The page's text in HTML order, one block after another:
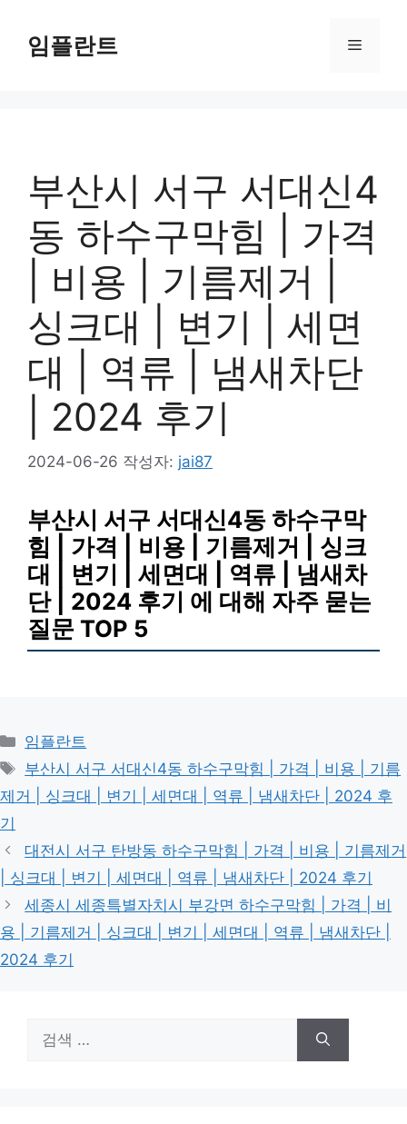
임플란트 메
부산시 서구 서대신4
동 하수구막힘 | 가격
| 비용 | 기름제거 |
싱크대 | 변기 | 세면
대 | 역류 | 냄새차단
| 2024 후기
2024-06-26 작성자: jai87
부산시 서구 서대신4동 하수구막
힘 | 가격 | 비용 | 기름제거 | 싱크
대 | 변기 | 세면대 | 역류 | 냄새차
단 | 2024 후기 에 대해 자주 묻는
질문 TOP 5
카
테
고
리
임플란트
태
그
부산시 서구 서대신4동 하수구막힘 | 가격 | 비용 | 기름
제거 | 싱크대 | 변기 | 세면대 | 역류 | 냄새차단 | 2024 후
기
대전시 서구 탄방동 하수구막힘 | 가격 | 비용 | 기름제거
| 싱크대 | 변기 | 세면대 | 역류 | 냄새차단 | 2024 후기
세종시 세종특별자치시 부강면 하수구막힘 | 가격 | 비
용 | 기름제거 | 싱크대 | 변기 | 세면대 | 역류 | 냄새차단 |
2024 후기
색: